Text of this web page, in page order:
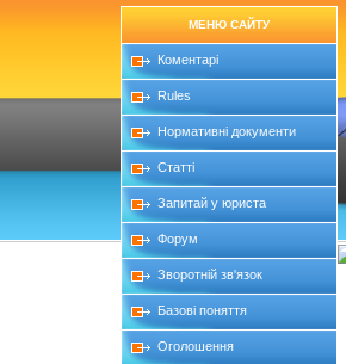
МЕНЮ САЙТУ
Коментарі
Rules
Нормативні документи
Статті
Запитай у юриста
Форум
Зворотній зв'язок
Базові поняття
Оголошення